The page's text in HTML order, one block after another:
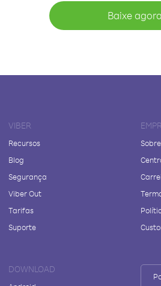
Baixe agora
VIBER
Recursos
Blog
Segurança
Viber Out
Tarifas
Suporte
DOWNLOAD